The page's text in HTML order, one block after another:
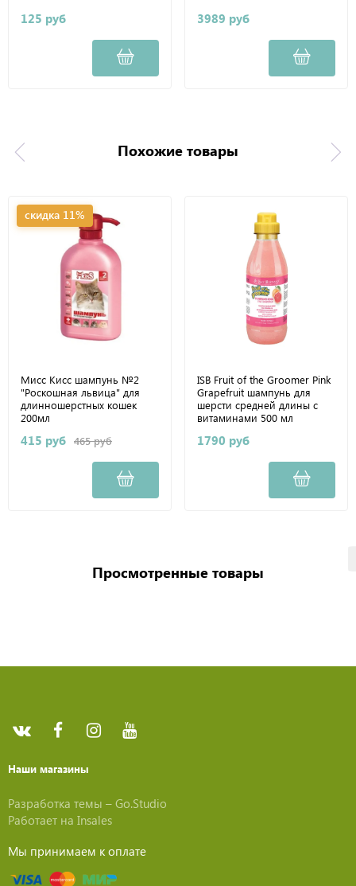
125 руб 3989 руб
Похожие товары
скидка 11%
Мисс Кисс шампунь №2
"Роскошная львица" для
длинношерстных кошек
200мл
415 руб 465 руб
ISB Fruit of the Groomer Pink
Grapefruit шампунь для
шерсти средней длины с
витаминами 500 мл
1790 руб
Просмотренные товары
Наши магазины
Разработка темы – Go.Studio
Работает на Insales
Мы принимаем к оплате